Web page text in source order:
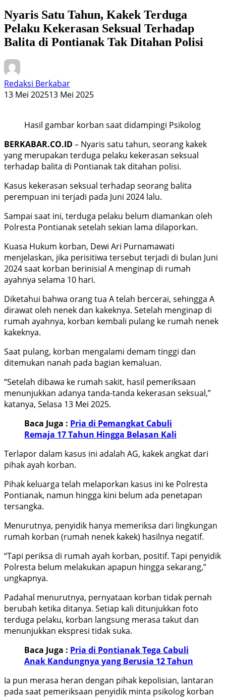
Nyaris Satu Tahun, Kakek Terduga
Pelaku Kekerasan Seksual Terhadap
Balita di Pontianak Tak Ditahan Polisi
Redaksi Berkabar
13 Mei 202513 Mei 2025
Hasil gambar korban saat didampingi Psikolog
BERKABAR.CO.ID – Nyaris satu tahun, seorang kakek
yang merupakan terduga pelaku kekerasan seksual
terhadap balita di Pontianak tak ditahan polisi.
Kasus kekerasan seksual terhadap seorang balita
perempuan ini terjadi pada Juni 2024 lalu.
Sampai saat ini, terduga pelaku belum diamankan oleh
Polresta Pontianak setelah sekian lama dilaporkan.
Kuasa Hukum korban, Dewi Ari Purnamawati
menjelaskan, jika perisitiwa tersebut terjadi di bulan Juni
2024 saat korban berinisial A menginap di rumah
ayahnya selama 10 hari.
Diketahui bahwa orang tua A telah bercerai, sehingga A
dirawat oleh nenek dan kakeknya. Setelah menginap di
rumah ayahnya, korban kembali pulang ke rumah nenek
kakeknya.
Saat pulang, korban mengalami demam tinggi dan
ditemukan nanah pada bagian kemaluan.
“Setelah dibawa ke rumah sakit, hasil pemeriksaan
menunjukkan adanya tanda-tanda kekerasan seksual,”
katanya, Selasa 13 Mei 2025.
Baca Juga : Pria di Pemangkat Cabuli
Remaja 17 Tahun Hingga Belasan Kali
Terlapor dalam kasus ini adalah AG, kakek angkat dari
pihak ayah korban.
Pihak keluarga telah melaporkan kasus ini ke Polresta
Pontianak, namun hingga kini belum ada penetapan
tersangka.
Menurutnya, penyidik hanya memeriksa dari lingkungan
rumah korban (rumah nenek kakek) hasilnya negatif.
“Tapi periksa di rumah ayah korban, positif. Tapi penyidik
Polresta belum melakukan apapun hingga sekarang,”
ungkapnya.
Padahal menurutnya, pernyataan korban tidak pernah
berubah ketika ditanya. Setiap kali ditunjukkan foto
terduga pelaku, korban langsung merasa takut dan
menunjukkan ekspresi tidak suka.
Baca Juga : Pria di Pontianak Tega Cabuli
Anak Kandungnya yang Berusia 12 Tahun
Ia pun merasa heran dengan pihak kepolisian, lantaran
pada saat pemeriksaan penyidik minta psikolog korban